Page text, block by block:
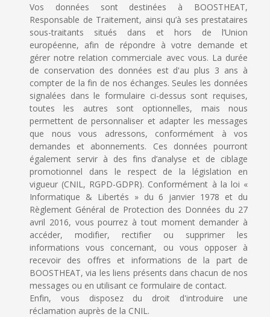
Vos données sont destinées à BOOSTHEAT,
Responsable de Traitement, ainsi qu’à ses prestataires
sous-traitants situés dans et hors de l’Union
européenne, afin de répondre à votre demande et
gérer notre relation commerciale avec vous. La durée
de conservation des données est d'au plus 3 ans à
compter de la fin de nos échanges. Seules les données
signalées dans le formulaire ci-dessus sont requises,
toutes les autres sont optionnelles, mais nous
permettent de personnaliser et adapter les messages
que nous vous adressons, conformément à vos
demandes et abonnements. Ces données pourront
également servir à des fins d’analyse et de ciblage
promotionnel dans le respect de la législation en
vigueur (CNIL, RGPD-GDPR). Conformément à la loi «
Informatique & Libertés » du 6 janvier 1978 et du
Règlement Général de Protection des Données du 27
avril 2016, vous pourrez à tout moment demander à
accéder, modifier, rectifier ou supprimer les
informations vous concernant, ou vous opposer à
recevoir des offres et informations de la part de
BOOSTHEAT, via les liens présents dans chacun de nos
messages ou en utilisant ce formulaire de contact.
Enfin, vous disposez du droit d'introduire une
réclamation auprès de la CNIL.